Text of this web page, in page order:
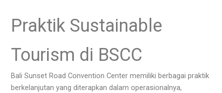
Praktik Sustainable
Tourism di BSCC
Bali Sunset Road Convention Center memiliki berbagai praktik
berkelanjutan yang diterapkan dalam operasionalnya,